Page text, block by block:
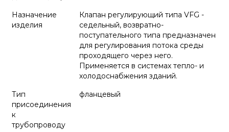
Назначение
изделия
Клапан регулирующий типа VFG -
седельный, возвратно-
поступательного типа предназначен
для регулирования потока среды
проходящего через него.
Применяется в системах тепло- и
холодоснабжения зданий.
Тип
присоединения
к
трубопроводу
фланцевый